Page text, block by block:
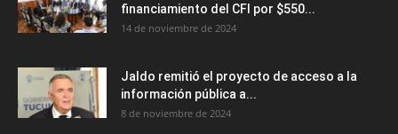
financiamiento del CFI por $550...
14 de noviembre de 2024
Jaldo remitió el proyecto de acceso a la
información pública a...
8 de noviembre de 2024